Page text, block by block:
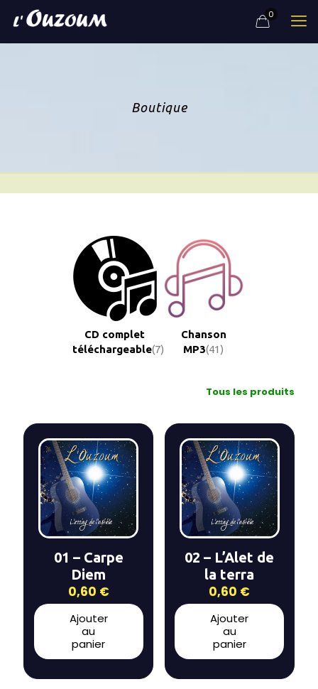
0
Boutique
CD complet
téléchargeable(7)
Chanson
MP3(41)
Tous les produits
01 – Carpe
Diem
0,60 €
Ajouter
au
panier
02 – L’Alet de
la terra
0,60 €
Ajouter
au
panier